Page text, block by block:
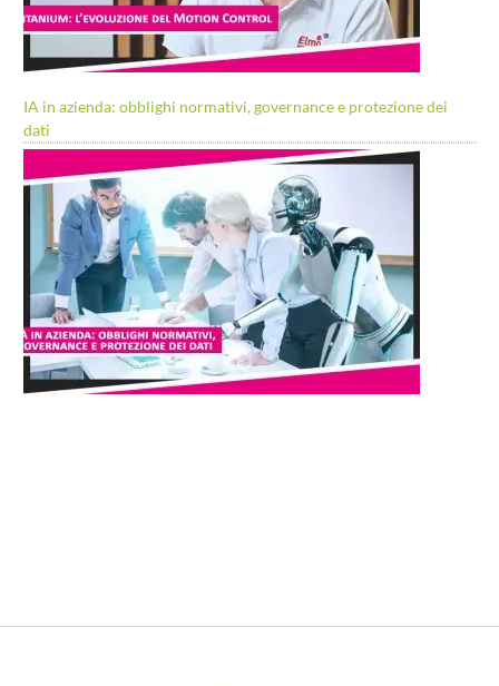
IA in azienda: obblighi normativi, governance e protezione dei
dati